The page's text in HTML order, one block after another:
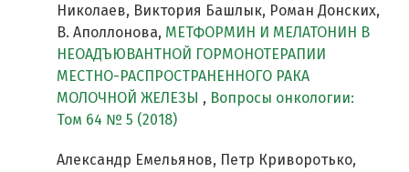
Николаев, Виктория Башлык, Роман Донских,
В. Аполлонова, МЕТФОРМИН И МЕЛАТОНИН В
НЕОАДЪЮВАНТНОЙ ГОРМОНОТЕРАПИИ
МЕСТНО-РАСПРОСТРАНЕННОГО РАКА
МОЛОЧНОЙ ЖЕЛЕЗЫ , Вопросы онкологии:
Том 64 № 5 (2018)
Александр Емельянов, Петр Криворотько,